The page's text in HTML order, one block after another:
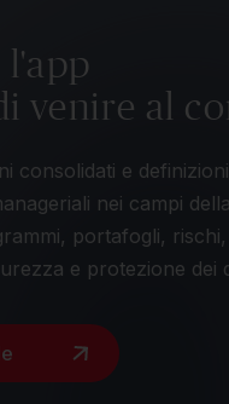
l'app
venire al
consolidati e
nei campi
portafogli,
e protezione dei